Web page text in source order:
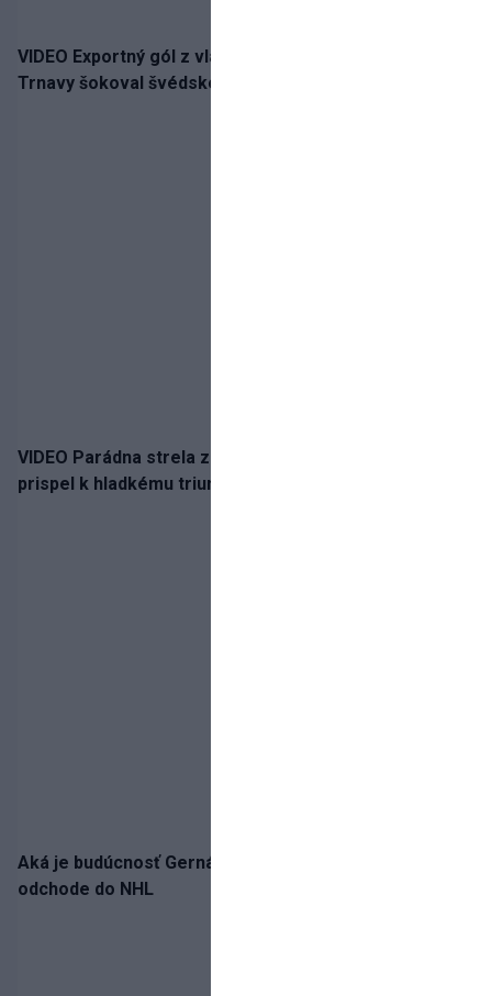
VIDEO Exportný gól z vlastnej polovice: Bývalý útočník
Trnavy šokoval švédskeho giganta
VIDEO Parádna strela z hranice šestnástky: Rusnák
prispel k hladkému triumfu Seattlu
Aká je budúcnosť Gernáta a Pánika? Rusi špekulujú o
odchode do NHL